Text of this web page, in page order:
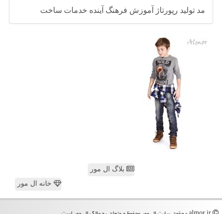
مد تولید رپورتاژ آموزش فرهنگ آینده خدمات ساخت
بلاگ ال مور
خانه ال مور